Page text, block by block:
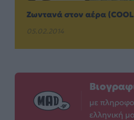
Ζωντανά στον αέρα
05.02.2014
με
ελληνική